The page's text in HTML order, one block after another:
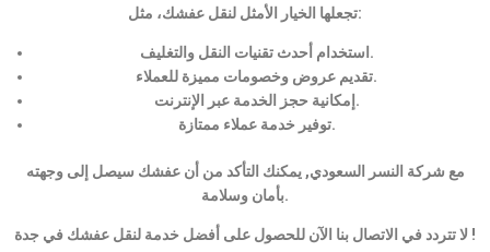
تجعلها الخيار الأمثل لنقل عفشك، مثل:
استخدام أحدث تقنيات النقل والتغليف.
تقديم عروض وخصومات مميزة للعملاء.
إمكانية حجز الخدمة عبر الإنترنت.
توفير خدمة عملاء ممتازة.
مع شركة النسر السعودي, يمكنك التأكد من أن عفشك سيصل إلى وجهته
بأمان وسلامة.
لا تتردد في الاتصال بنا الآن للحصول على أفضل خدمة لنقل عفشك في جدة !